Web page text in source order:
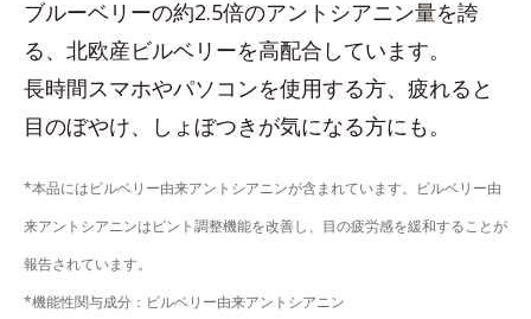
ブルーベリーの約2.5倍のアントシアニン量を誇
る、北欧産ビルベリーを高配合しています。
長時間スマホやパソコンを使用する方、疲れると
目のぼやけ、しょぼつきが気になる方にも。
*本品にはビルベリー由来アントシアニンが含まれています。ビルベリー由
来アントシアニンはピント調整機能を改善し、目の疲労感を緩和することが
報告されています。
*機能性関与成分：ビルベリー由来アントシアニン